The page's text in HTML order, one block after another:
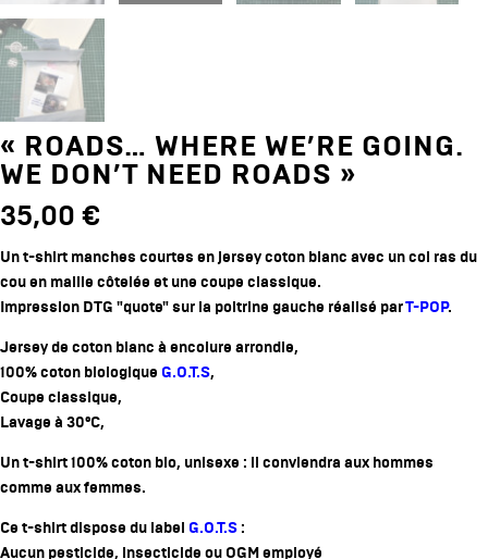
« ROADS… WHERE WE’RE GOING.
WE DON’T NEED ROADS »
35,00€
Un t-shirt manches courtes en jersey coton blanc avec un col ras du
cou en maille côtelée et une coupe classique.
Impression DTG "quote" sur la poitrine gauche réalisé parT-POP.
Jersey de coton blanc à encolure arrondie,
100% coton biologique G.O.T.S,
Coupe classique,
Lavage à 30°C,
Un t-shirt 100% coton bio, unisexe : il conviendra aux hommes
comme aux femmes.
Ce t-shirt dispose du label G.O.T.S :